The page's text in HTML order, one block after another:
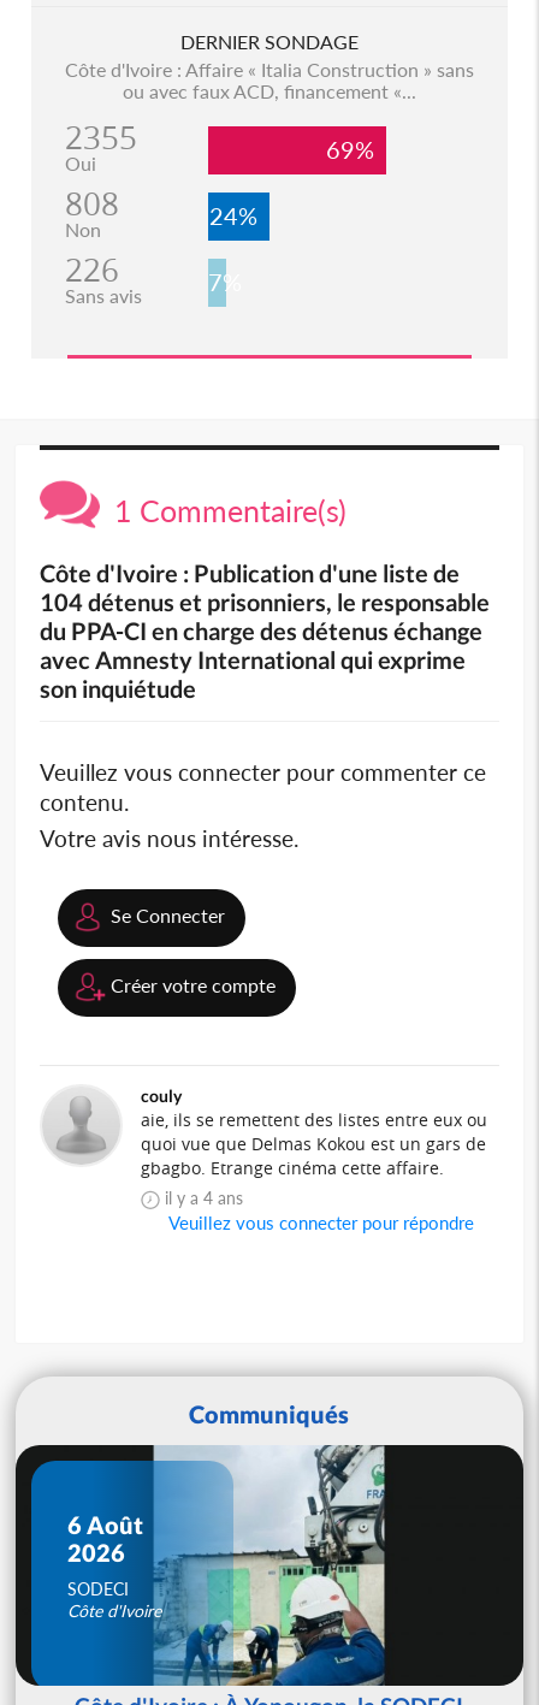
DERNIER SONDAGE
Côte d'Ivoire : Affaire « Italia Construction » sans
ou avec faux ACD, financement «...
2355
Oui 69%
808
Non 24%
226
Sans avis 7%
1 Commentaire(s)
Côte d'Ivoire : Publication d'une liste de
104 détenus et prisonniers, le responsable
du PPA-CI en charge des détenus échange
avec Amnesty International qui exprime
son inquiétude
Veuillez vous connecter pour commenter ce
contenu.
Votre avis nous intéresse.
Se Connecter
Créer votre compte
couly
aie, ils se remettent des listes entre eux ou
quoi vue que Delmas Kokou est un gars de
gbagbo. Etrange cinéma cette affaire.
il y a 4 ans
Veuillez vous connecter pour répondre
Communiqués
6 Août
2026
SODECI
Côte d'Ivoire